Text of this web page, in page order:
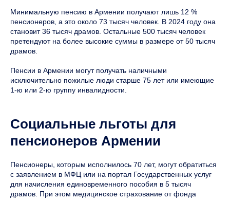
Минимальную пенсию в Армении получают лишь 12 %
пенсионеров, а это около 73 тысяч человек. В 2024 году она
становит 36 тысяч драмов. Остальные 500 тысяч человек
претендуют на более высокие суммы в размере от 50 тысяч
драмов.
Пенсии в Армении могут получать наличными
исключительно пожилые люди старше 75 лет или имеющие
1-ю или 2-ю группу инвалидности.
Социальные льготы для
пенсионеров Армении
Пенсионеры, которым исполнилось 70 лет, могут обратиться
с заявлением в МФЦ или на портал Государственных услуг
для начисления единовременного пособия в 5 тысяч
драмов. При этом медицинское страхование от фонда